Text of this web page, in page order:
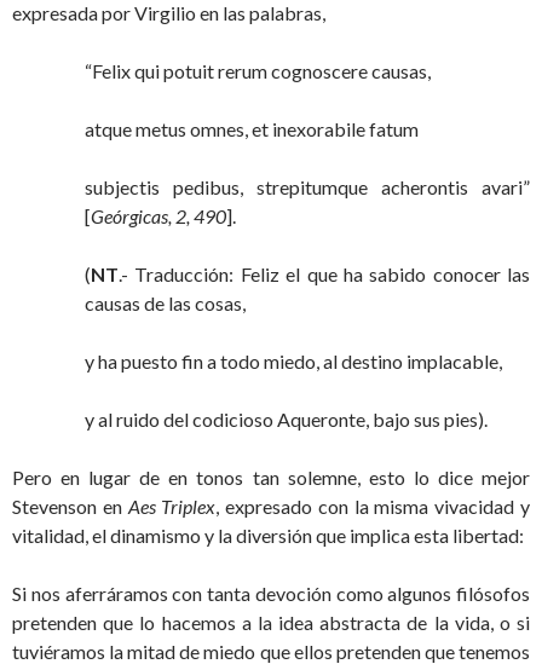
expresada por Virgilio en las palabras,
“Felix qui potuit rerum cognoscere causas,
atque metus omnes, et inexorabile fatum
subjectis pedibus, strepitumque acherontis avari”
[Geórgicas, 2, 490].
(NT.- Traducción: Feliz el que ha sabido conocer las
causas de las cosas,
y ha puesto fin a todo miedo, al destino implacable,
y al ruido del codicioso Aqueronte, bajo sus pies).
Pero en lugar de en tonos tan solemne, esto lo dice mejor
Stevenson en Aes Triplex, expresado con la misma vivacidad y
vitalidad, el dinamismo y la diversión que implica esta libertad:
Si nos aferráramos con tanta devoción como algunos filósofos
pretenden que lo hacemos a la idea abstracta de la vida, o si
tuviéramos la mitad de miedo que ellos pretenden que tenemos